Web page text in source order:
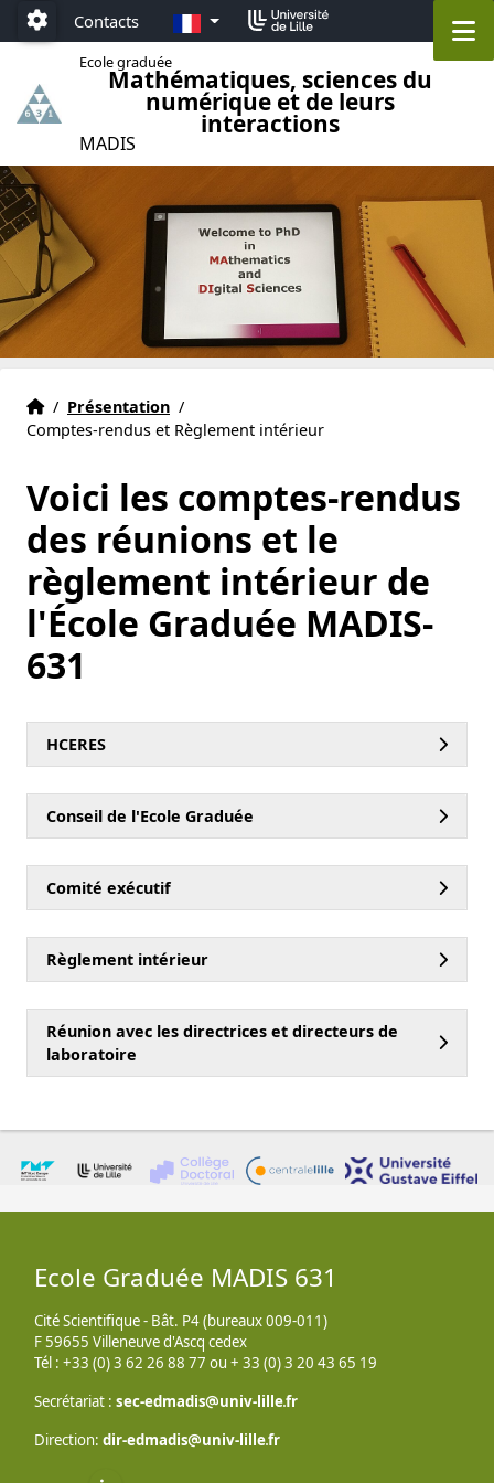
Accéder au menu principal
Accéder au contenu
Paramétrage
Contacts FR
Ecole graduée
Mathématiques, sciences du
numérique et de leurs
interactions
MADIS
Ecole Graduée MADIS 631 Lille
Accueil
/ Présentation /
Comptes-rendus et Règlement intérieur
Voici les comptes-rendus
des réunions et le
règlement intérieur de
l'École Graduée MADIS-
631
HCERES
Conseil de l'Ecole Graduée
Comité exécutif
Règlement intérieur
Réunion avec les directrices et directeurs de
laboratoire
Ecole Graduée MADIS 631
Cité Scientifique - Bât. P4 (bureaux 009-011)
F 59655 Villeneuve d'Ascq cedex
Tél : +33 (0) 3 62 26 88 77 ou + 33 (0) 3 20 43 65 19
Secrétariat : sec-edmadis univ-lillefr
Direction: dir-edmadis univ-lillefr